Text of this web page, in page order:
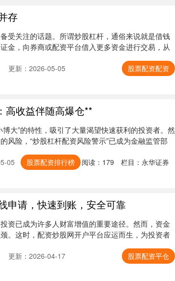
存
受关注的话题。所谓炒股杠杆，通俗来说就是借钱
，向券商或配资平台借入更多资金进行交易，从
更新：2026-05-05
股票配资配资
高收益伴随高爆仓**
大”的特性，吸引了大量渴望快速获利的投资者。然
风险，“炒股杠杆配资风险警示”已成为金融监管部
05 股票配资排行榜 阅读： 179 栏目： 永华证券
申请，快速到账，安全可靠
资已成为许多人财富增值的重要途径。然而，资金
。这时，配资炒股网开户平台应运而生，为投资者
更新：2026-04-17
股票配资平仓